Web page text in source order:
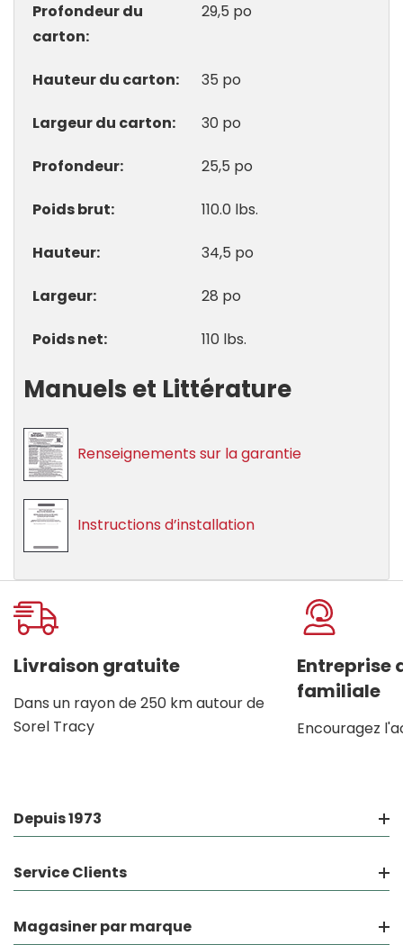
Profondeur du
carton
29,5 po
Hauteur du carton 35 po
Largeur du carton 30 po
Profondeur 25,5 po
Poids brut 110.0 lbs.
Hauteur 34,5 po
Largeur 28 po
Poids net 110 lbs.
Manuels et Littérature
Renseignements sur la garantie
Instructions d’installation
Onglet
personnalisé
Livraison gratuite
Dans un rayon de 250 km autour de
Sorel Tracy
Entreprise
familiale
Encouragez
Depuis 1973
Service Clients
Magasiner par marque